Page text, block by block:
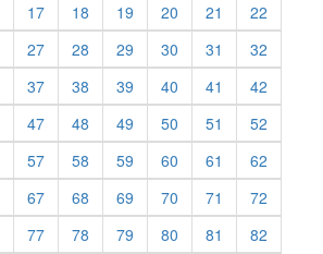
17 18 19 20 21
22
27 28 29 30 31
32
37 38 39 40 41
42
47 48 49 50 51
52
57 58 59 60 61
62
67 68 69 70 71
72
77 78 79 80 81 82